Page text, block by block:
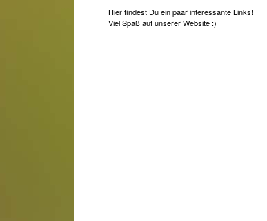
Hier findest Du ein paar interessante Links!
Viel Spaß auf unserer Website :)